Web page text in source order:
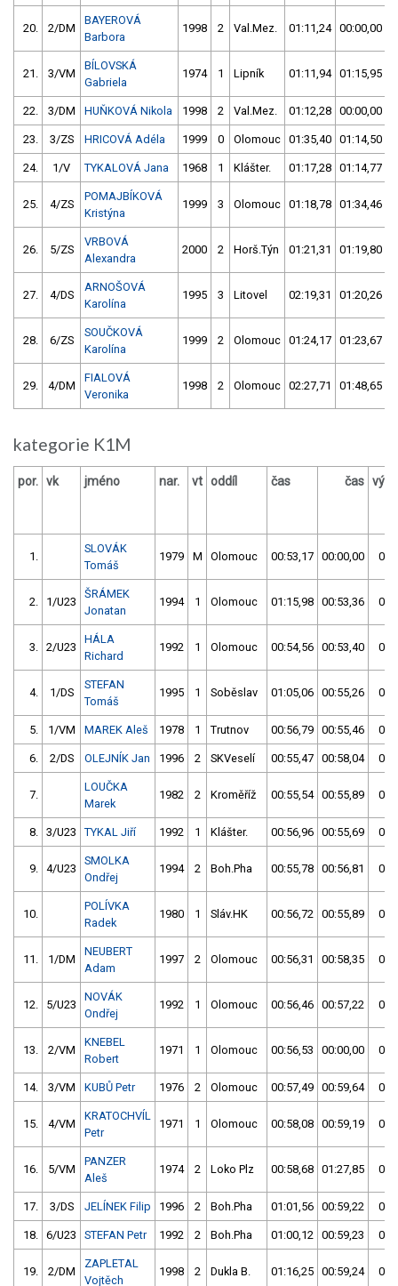
20. 2/DM
BAYEROVÁ
Barbora
1998 2 Val.Mez. 01:11,24 00:00,00
21. 3/VM
BÍLOVSKÁ
Gabriela
1974 1 Lipník 01:11,94 01:15,95
22. 3/DM HUŇKOVÁ Nikola 1998 2 Val.Mez. 01:12,28 00:00,00
23. 3/ZS HRICOVÁ Adéla 1999 0 Olomouc 01:35,40 01:14,50
24. 1/V TYKALOVÁ Jana 1968 1 Klášter. 01:17,28 01:14,77
25. 4/ZS
POMAJBÍKOVÁ
Kristýna
1999 3 Olomouc 01:18,78 01:34,46
26. 5/ZS
VRBOVÁ
Alexandra
2000 2 Horš.Týn 01:21,31 01:19,80
27. 4/DS
ARNOŠOVÁ
Karolína
1995 3 Litovel 02:19,31 01:20,26
28. 6/ZS
SOUČKOVÁ
Karolína
1999 2 Olomouc 01:24,17 01:23,67
29. 4/DM
FIALOVÁ
Veronika
1998 2 Olomouc 02:27,71 01:48,65
kategorie K1M
por. vk jméno nar. vt oddíl čas čas
1.
SLOVÁK
Tomáš
1979 M Olomouc 00:53,17 00:00,00
2. 1/U23
ŠRÁMEK
Jonatan
1994 1 Olomouc 01:15,98 00:53,36
3. 2/U23
HÁLA
Richard
1992 1 Olomouc 00:54,56 00:53,40
4. 1/DS
STEFAN
Tomáš
1995 1 Soběslav 01:05,06 00:55,26
5. 1/VM MAREK Aleš 1978 1 Trutnov 00:56,79 00:55,46
6. 2/DS OLEJNÍK Jan 1996 2 SKVeselí 00:55,47 00:58,04
7.
LOUČKA
Marek
1982 2 Kroměříž 00:55,54 00:55,89
8. 3/U23 TYKAL Jiří 1992 1 Klášter. 00:56,96 00:55,69
9. 4/U23
SMOLKA
Ondřej
1994 2 Boh.Pha 00:55,78 00:56,81
10.
POLÍVKA
Radek
1980 1 Sláv.HK 00:56,72 00:55,89
11. 1/DM
NEUBERT
Adam
1997 2 Olomouc 00:56,31 00:58,35
12. 5/U23
NOVÁK
Ondřej
1992 1 Olomouc 00:56,46 00:57,22
13. 2/VM
KNEBEL
Robert
1971 1 Olomouc 00:56,53 00:00,00
14. 3/VM KUBŮ Petr 1976 2 Olomouc 00:57,49 00:59,64
15. 4/VM
KRATOCHVÍL
Petr
1971 1 Olomouc 00:58,08 00:59,19
16. 5/VM
PANZER
Aleš
1974 2 Loko Plz 00:58,68 01:27,85
17. 3/DS JELÍNEK Filip 1996 2 Boh.Pha 01:01,56 00:59,22
18. 6/U23 STEFAN Petr 1992 2 Boh.Pha 01:00,12 00:59,23
19. 2/DM
ZAPLETAL
Vojtěch
1998 2 Dukla B. 01:16,25 00:59,24